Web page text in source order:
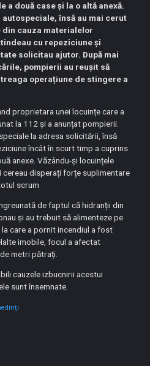
două case și la o altă anexă.
însă au mai cerut
cauza materialelor
cu repeziciune și
solicitau ajutor. După mai
pompierii au reușit să
operațiune de stingere a
proprietara unei locuințe care a
la 112 și a anunțat pompierii.
la adresa solicitării, însă
încât în scurt timp a cuprins
anexe. Văzându-și locuințele
disperați forțe suplimentare
scrum
de faptul că hidranții din
și au trebuit să alimenteze pe
care a pornit incendiul a fost
imobile, focul a afectat
metri pătrați.
cauzele izbucnirii acestui
sunt însemnate.